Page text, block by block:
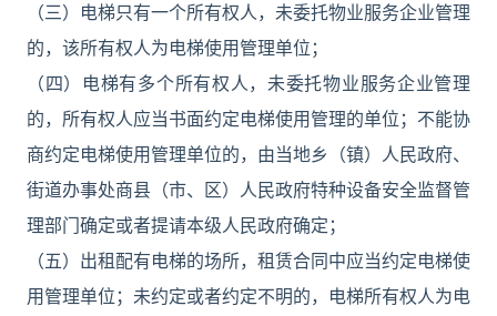
（三）电梯只有一个所有权人，未委托物业服务企业管理
的，该所有权人为电梯使用管理单位；
（四）电梯有多个所有权人，未委托物业服务企业管理
的，所有权人应当书面约定电梯使用管理的单位；不能协
商约定电梯使用管理单位的，由当地乡（镇）人民政府、
街道办事处商县（市、区）人民政府特种设备安全监督管
理部门确定或者提请本级人民政府确定；
（五）出租配有电梯的场所，租赁合同中应当约定电梯使
用管理单位；未约定或者约定不明的，电梯所有权人为电